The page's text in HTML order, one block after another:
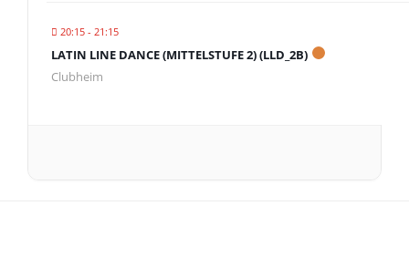
20:15 - 21:15
LATIN LINE DANCE (MITTELSTUFE 2) (LLD_2B)
Clubheim